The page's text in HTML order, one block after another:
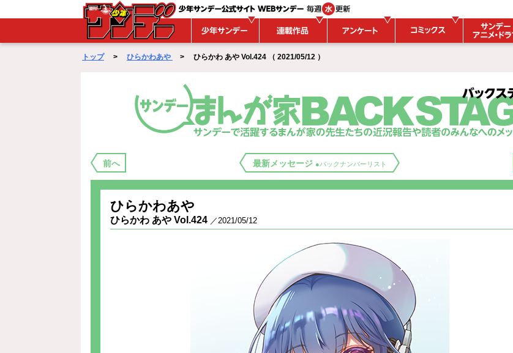
WEBサンデー
トップ> ひらかわあや > ひらかわ あや Vol.424 （ 2021/05/12 ）
前へ 最新メッセージ ●バックナンバーリスト
ひらかわあや
ひらかわ あや Vol.424 ／2021/05/12